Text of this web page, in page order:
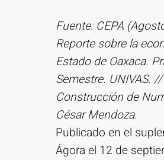
Fuente: CEPA
Reporte sobre la
Estado de Oaxaca.
Semestre. UNIVAS. //
Construcción de
César Mendoza.
Publicado en el
Ágora el 12 de